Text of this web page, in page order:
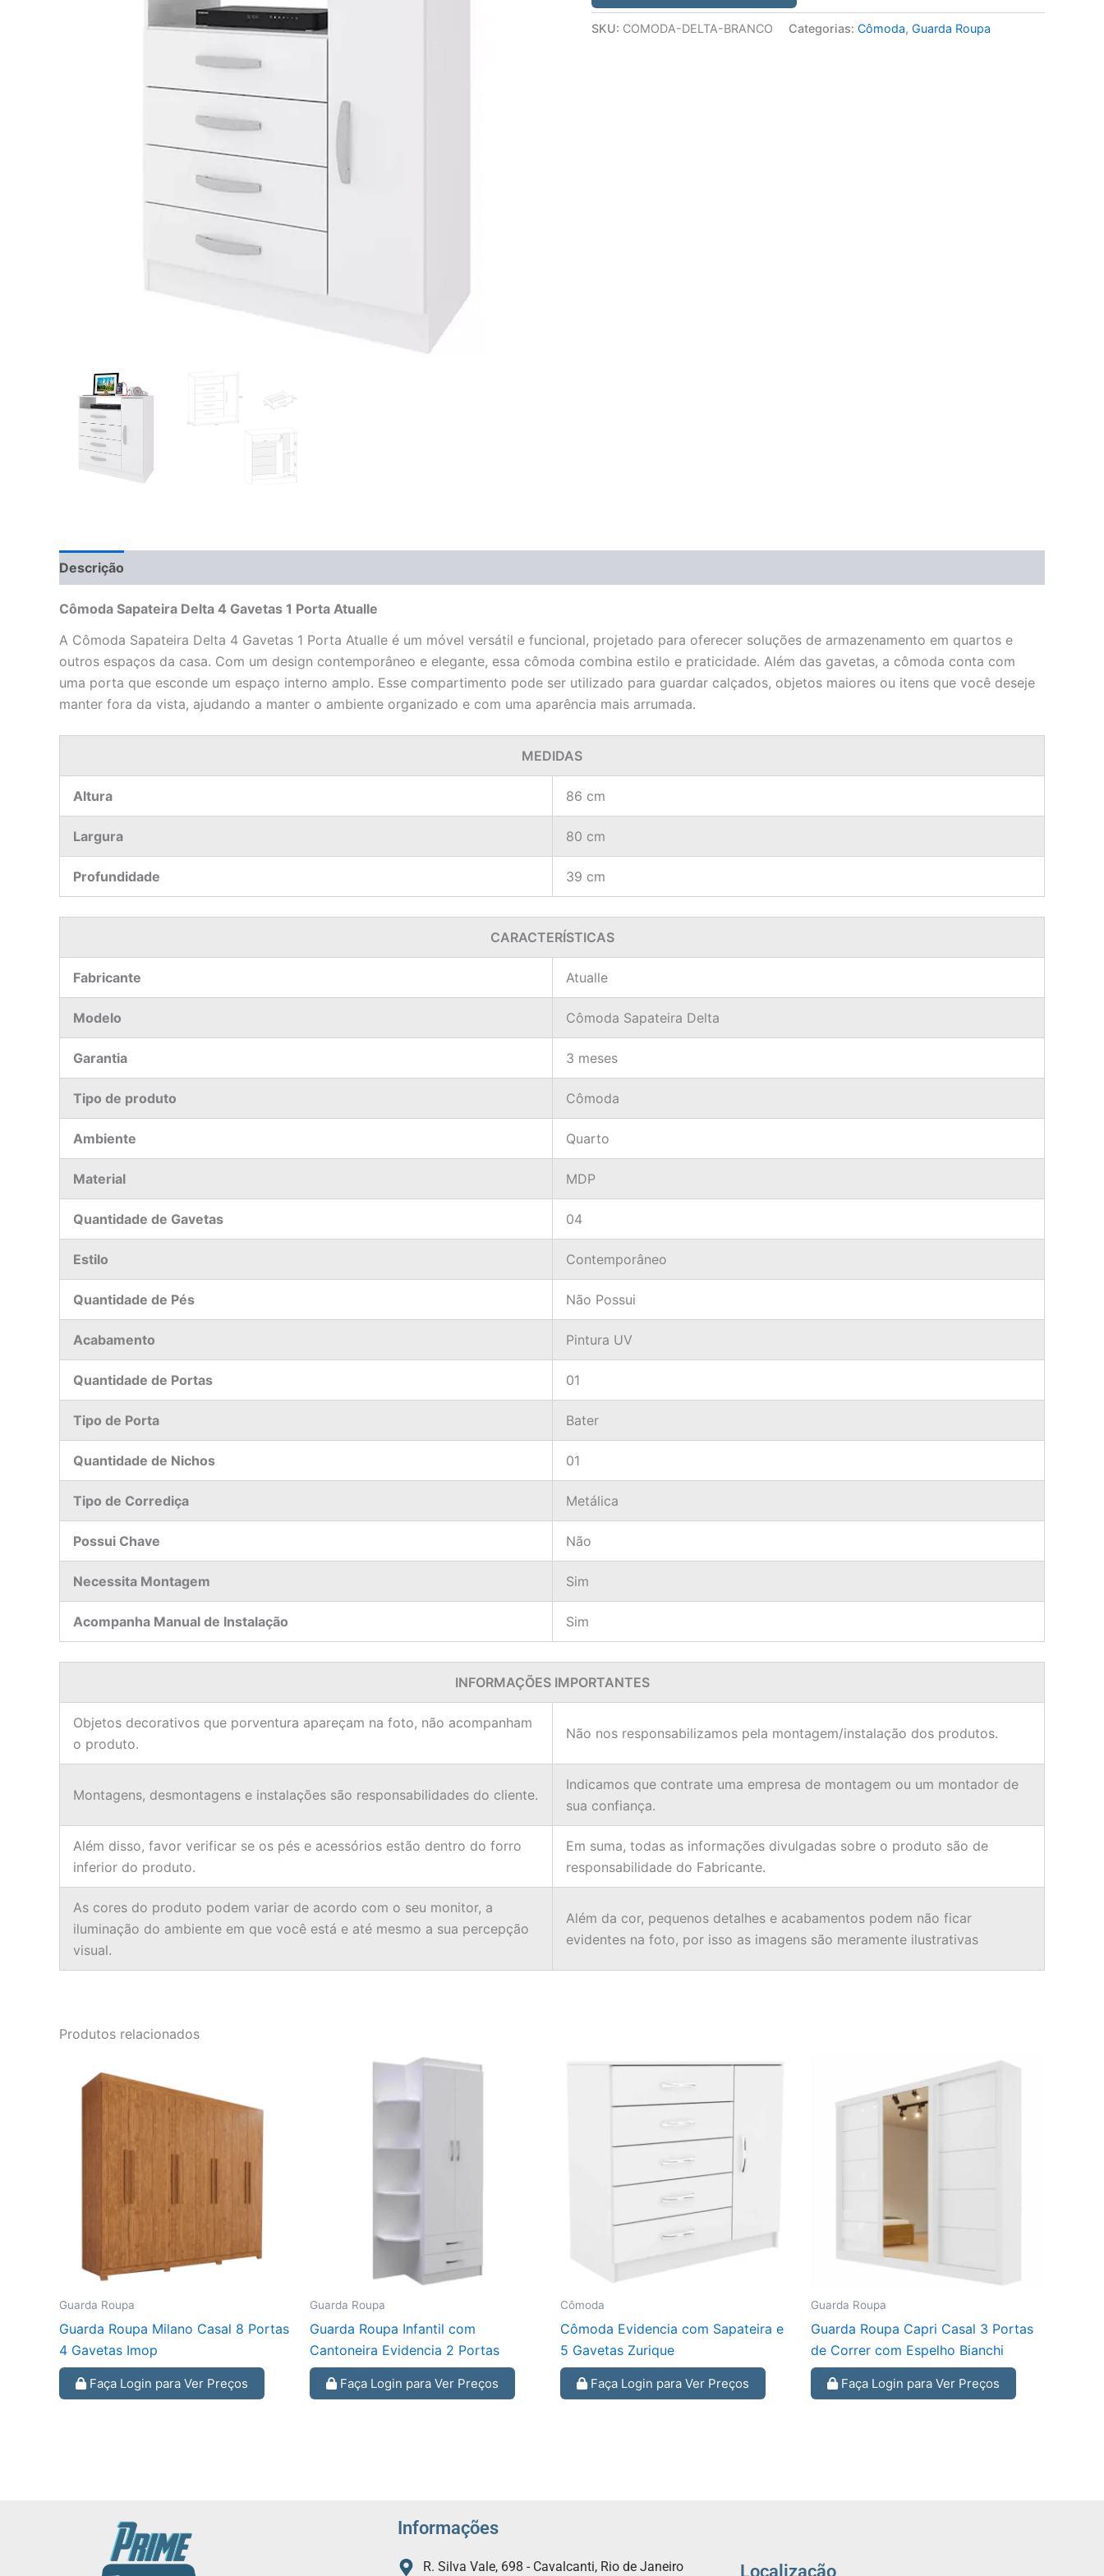
SKU: COMODA-DELTA-BRANCO Categorias: Cômoda, Guarda Roupa
Descrição
Cômoda Sapateira Delta 4 Gavetas 1 Porta Atualle
A Cômoda Sapateira Delta 4 Gavetas 1 Porta Atualle é um móvel versátil e funcional, projetado para oferecer soluções de armazenamento em quartos e
outros espaços da casa. Com um design contemporâneo e elegante, essa cômoda combina estilo e praticidade. Além das gavetas, a cômoda conta com
uma porta que esconde um espaço interno amplo. Esse compartimento pode ser utilizado para guardar calçados, objetos maiores ou itens que você deseje
manter fora da vista, ajudando a manter o ambiente organizado e com uma aparência mais arrumada.
MEDIDAS
Altura 86 cm
Largura 80 cm
Profundidade 39 cm
CARACTERÍSTICAS
Fabricante Atualle
Modelo Cômoda Sapateira Delta
Garantia 3 meses
Tipo de produto Cômoda
Ambiente Quarto
Material MDP
Quantidade de Gavetas 04
Estilo Contemporâneo
Quantidade de Pés Não Possui
Acabamento Pintura UV
Quantidade de Portas 01
Tipo de Porta Bater
Quantidade de Nichos 01
Tipo de Corrediça Metálica
Possui Chave Não
Necessita Montagem Sim
Acompanha Manual de Instalação Sim
INFORMAÇÕES IMPORTANTES
Objetos decorativos que porventura apareçam na foto, não acompanham
o produto.
Não nos responsabilizamos pela montagem/instalação dos produtos.
Montagens, desmontagens e instalações são responsabilidades do cliente.
Indicamos que contrate uma empresa de montagem ou um montador de
sua confiança.
Além disso, favor verificar se os pés e acessórios estão dentro do forro
inferior do produto.
Em suma, todas as informações divulgadas sobre o produto são de
responsabilidade do Fabricante.
As cores do produto podem variar de acordo com o seu monitor, a
iluminação do ambiente em que você está e até mesmo a sua percepção
visual.
Além da cor, pequenos detalhes e acabamentos podem não ficar
evidentes na foto, por isso as imagens são meramente ilustrativas
Produtos relacionados
Guarda Roupa
Guarda Roupa Milano Casal 8 Portas
4 Gavetas Imop
Faça Login para Ver Preços
Guarda Roupa
Guarda Roupa Infantil com
Cantoneira Evidencia 2 Portas
Faça Login para Ver Preços
Cômoda
Cômoda Evidencia com Sapateira e
5 Gavetas Zurique
Faça Login para Ver Preços
Guarda Roupa
Guarda Roupa Capri Casal 3 Portas
de Correr com Espelho Bianchi
Faça Login para Ver Preços
Informações
R. Silva Vale, 698 - Cavalcanti, Rio de Janeiro Localização